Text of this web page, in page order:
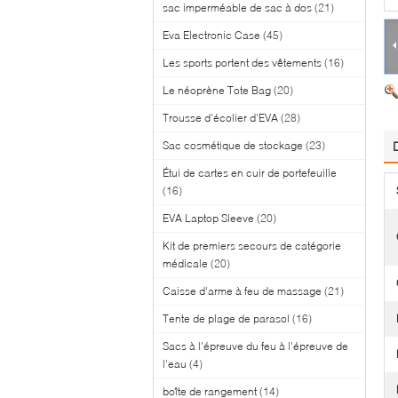
sac imperméable de sac à dos (21)
Eva Electronic Case (45)
Les sports portent des vêtements (16)
Le néoprène Tote Bag (20)
Trousse d'écolier d'EVA (28)
Sac cosmétique de stockage (23)
Étui de cartes en cuir de portefeuille
(16)
EVA Laptop Sleeve (20)
Kit de premiers secours de catégorie
médicale (20)
Caisse d'arme à feu de massage (21)
Tente de plage de parasol (16)
Sacs à l'épreuve du feu à l'épreuve de
l'eau (4)
boîte de rangement (14)